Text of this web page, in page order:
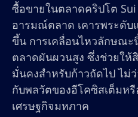
ซื้อขายในตลาดคริปโต
อารมณ์ตลาด เคารพระดั
ขึ้น การเคลื่อนไหวลักษณะ
ตลาดผันผวนสูง ซึ่งช่วยให้
มั่นคงสำหรับก้าวถัดไป ไม่
กับพลวัตของอีโคซิสเต็มห
เศรษฐกิจมหภาค